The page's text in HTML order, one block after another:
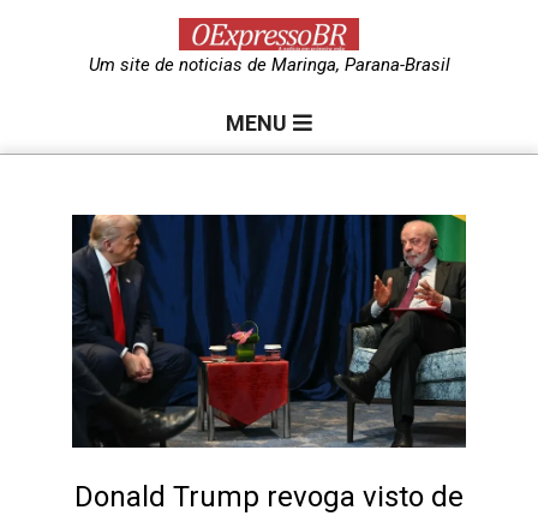
e
Um site de noticias de Maringa, Parana-Brasil
MENU
Donald Trump revoga visto de